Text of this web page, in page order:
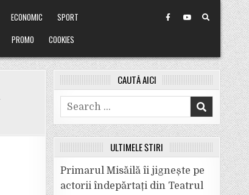
ECONOMIC
SPORT
PROMO COOKIES
CAUTĂ AICI
Search
for:
ULTIMELE ȘTIRI
Primarul Misăilă îi jignește pe
actorii îndepărtați din Teatrul